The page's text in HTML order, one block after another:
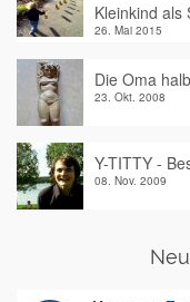
Kleinkind als
26. Mai 2015
Die Oma
23. Okt. 2008
Y-TITTY -
08. Nov. 2009